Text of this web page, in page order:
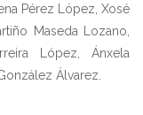
Pérez López, Xosé
Maseda Lozano,
López, Ánxela
Álvarez.